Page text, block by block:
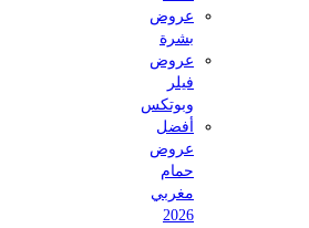
عروض
بشرة
عروض
وبوتكس
أفضل
عروض
حمام
مغربي